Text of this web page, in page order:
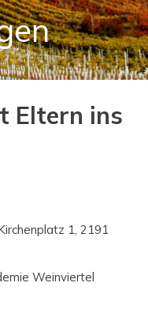
Eltern ins
1, 2191
Weinviertel